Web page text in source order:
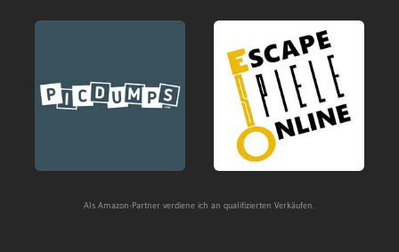
Als Amazon-Partner verdiene ich an qualifizierten Verkäufen.